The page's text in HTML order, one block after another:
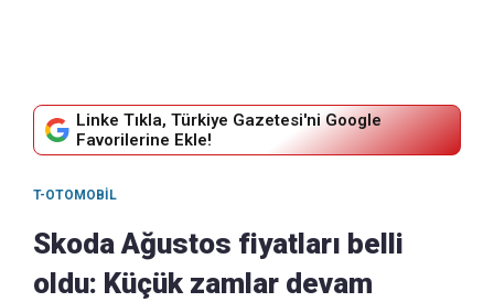
Linke Tıkla, Türkiye Gazetesi'ni Google
Favorilerine Ekle!
T-OTOMOBIL
Skoda Ağustos fiyatları belli
oldu: Küçük zamlar devam